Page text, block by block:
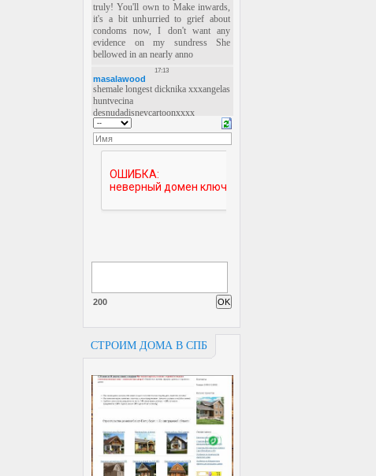
200
СТРОИМ ДОМА В СПБ